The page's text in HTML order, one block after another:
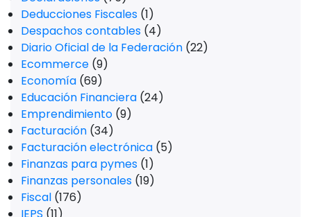
Deducciones Fiscales (1)
Despachos contables (4)
Diario Oficial de la Federación (22)
Ecommerce (9)
Economía (69)
Educación Financiera (24)
Emprendimiento (9)
Facturación (34)
Facturación electrónica (5)
Finanzas para pymes (1)
Finanzas personales (19)
Fiscal (176)
IEPS (11)